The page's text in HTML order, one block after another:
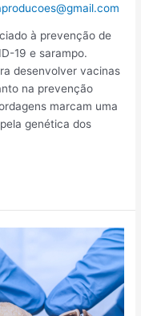
à prevenção de
19 e sarampo.
desenvolver vacinas
na prevenção
marcam uma
genética dos